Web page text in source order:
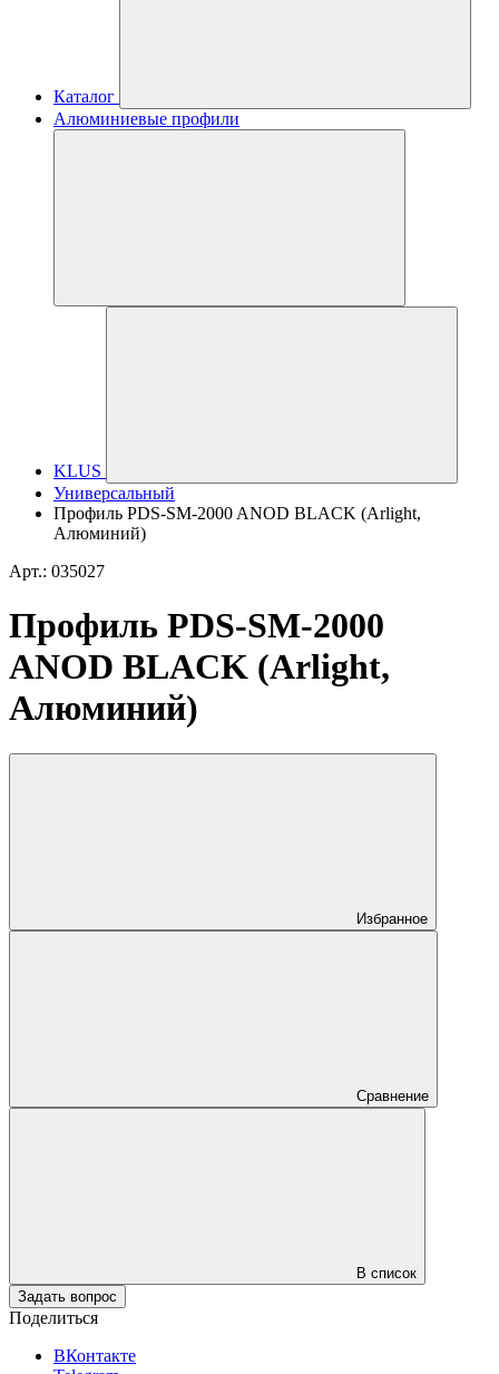
Каталог
Алюминиевые профили
KLUS
Универсальный
Профиль PDS-SM-2000 ANOD BLACK (Arlight,
Алюминий)
Арт.: 035027
Профиль PDS-SM-2000
ANOD BLACK (Arlight,
Алюминий)
Избранное
Сравнение
В список
Задать вопрос
Поделиться
ВКонтакте